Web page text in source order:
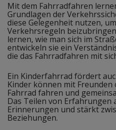
Mit dem Fahrradfahren
Grundlagen der
diese Gelegenheit nutzen,
Verkehrsregeln
lernen, wie man sich im
entwickeln sie ein
die das Fahrradfahren mit
Ein Kinderfahrrad fördert
Kinder können mit
Fahrrad fahren und
Das Teilen von Erfahrungen
Erinnerungen und stärkt
Beziehungen.